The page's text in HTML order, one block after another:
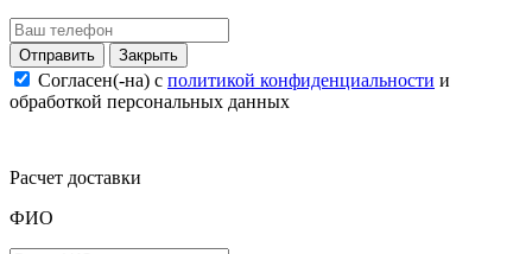
Закрыть
Согласен(-на) c политикой конфиденциальности и
обработкой персональных данных
Расчет доставки
ФИО